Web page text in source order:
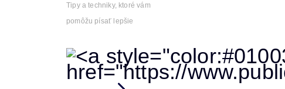
Tipy a techniky, ktoré vám
pomôžu písať lepšie